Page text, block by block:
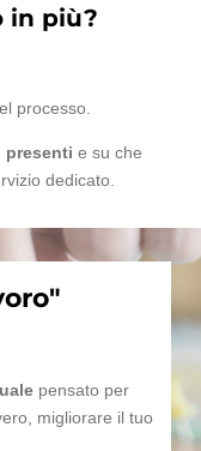
in più?
processo.
presenti e su che
dedicato.
pensato per
migliorare il tuo